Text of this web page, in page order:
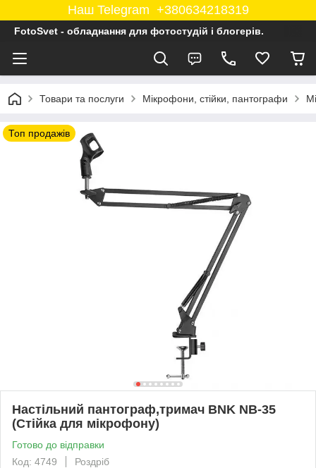
Наш Telegram +380634218319
FotoSvet - обладнання для фотостудій і блогерів.
Товари та послуги Мікрофони, стійки, пантографи
Топ продажів
Настільний пантограф,тримач BNK NB-35
(Стійка для мікрофону)
Готово до відправки
Код: 4749
Роздріб